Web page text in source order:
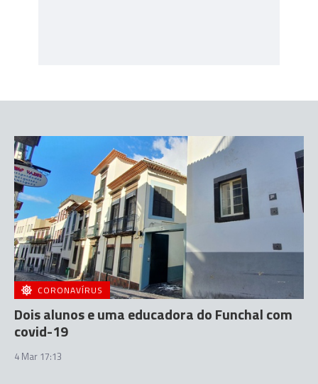
CORONAVÍRUS
Dois alunos e uma educadora do Funchal com
covid-19
4 Mar 17:13